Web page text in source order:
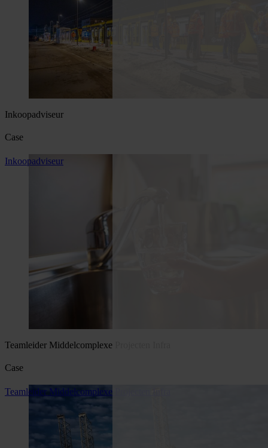
Inkoopadviseur
Case
Inkoopadviseur
Teamleider Middelcomplexe Projecten Infra
Case
Teamleider Middelcomplexe Projecten Infra